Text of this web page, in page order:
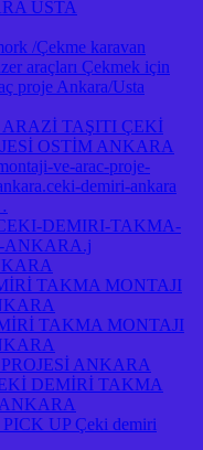
USTA
/Çekme karavan
araçları Çekmek için
proje Ankara/Usta
TAŞITI ÇEKİ
OSTİM ANKARA
ve-arac-proje-
demiri-ankara
DEMIRI-TAKMA-
ANKARA.j
TAKMA MONTAJI
TAKMA MONTAJI
ANKARA
DEMİRİ TAKMA
UP Çeki demiri